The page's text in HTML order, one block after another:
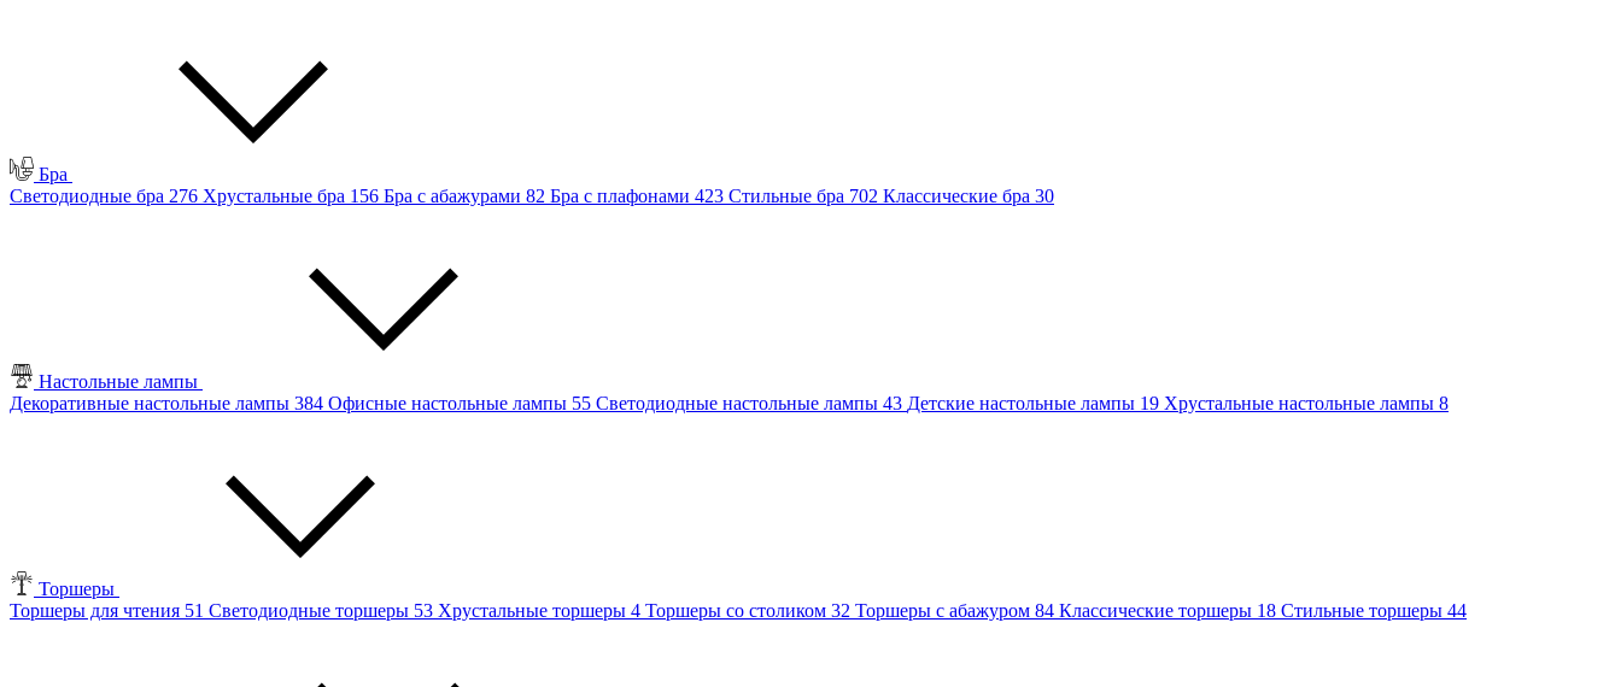
Бра
Светодиодные бра 276 Хрустальные бра 156 Бра с абажурами 82 Бра с плафонами 423 Стильные бра 702 Классические бра 30
Настольные лампы
Декоративные настольные лампы 384 Офисные настольные лампы 55 Светодиодные настольные лампы 43 Детские настольные лампы 19 Хрустальные настольные лампы 8
Торшеры
Торшеры для чтения 51 Светодиодные торшеры 53 Хрустальные торшеры 4 Торшеры со столиком 32 Торшеры с абажуром 84 Классические торшеры 18 Стильные торшеры 44